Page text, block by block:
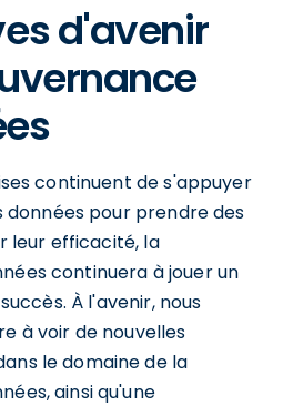
d'avenir
continuent de s'appuyer
données pour prendre des
leur efficacité, la
continuera à jouer un
À l'avenir, nous
à voir de nouvelles
le domaine de la
ainsi qu'une